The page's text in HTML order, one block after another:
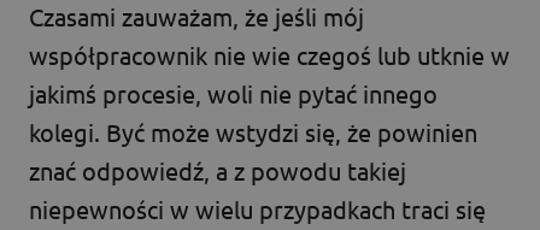
Czasami zauważam, że jeśli mój
współpracownik nie wie czegoś lub utknie w
jakimś procesie, woli nie pytać innego
kolegi. Być może wstydzi się, że powinien
znać odpowiedź, a z powodu takiej
niepewności w wielu przypadkach traci się